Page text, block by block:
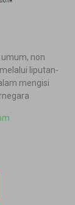
non
liputan-
mengisi